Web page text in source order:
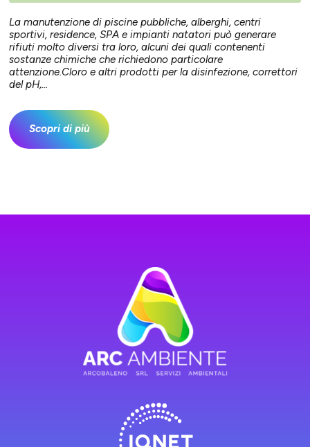
La manutenzione di piscine pubbliche, alberghi, centri
sportivi, residence, SPA e impianti natatori può generare
rifiuti molto diversi tra loro, alcuni dei quali contenenti
sostanze chimiche che richiedono particolare
attenzione.Cloro e altri prodotti per la disinfezione, correttori
del pH,...
Scopri di più